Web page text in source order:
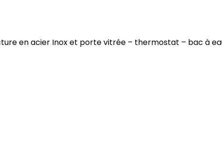
en acier Inox et porte vitrée – thermostat – bac à